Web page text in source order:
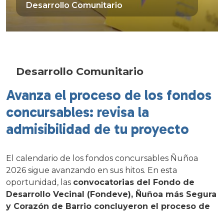
Desarrollo Comunitario
Desarrollo Comunitario
Avanza el proceso de los fondos
concursables: revisa la
admisibilidad de tu proyecto
El calendario de los fondos concursables Ñuñoa
2026 sigue avanzando en sus hitos. En esta
oportunidad, las convocatorias del Fondo de
Desarrollo Vecinal (Fondeve), Ñuñoa más Segura
y Corazón de Barrio concluyeron el proceso de